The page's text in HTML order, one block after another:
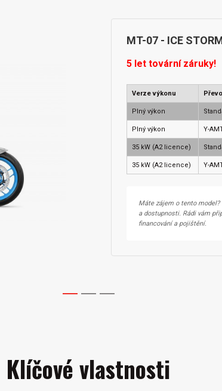
MT-07 - ICE
5 let tovární záruky!
Verze výkonu
Plný výkon
Plný výkon Y-
35 kW (A2 licence)
35 kW (A2 licence) Y-
Máte zájem o tento
a dostupnosti. Rádi vám
financování a pojištění.
Klíčové vlastnosti